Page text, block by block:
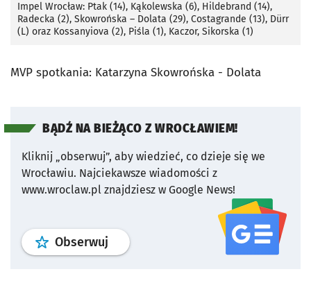
Impel Wrocław: Ptak (14), Kąkolewska (6), Hildebrand (14),
Radecka (2), Skowrońska – Dolata (29), Costagrande (13), Dürr
(L) oraz Kossanyiova (2), Piśla (1), Kaczor, Sikorska (1)
MVP spotkania: Katarzyna Skowrońska - Dolata
BĄDŹ NA BIEŻĄCO Z WROCŁAWIEM!
Kliknij „obserwuj”, aby wiedzieć, co dzieje się we
Wrocławiu. Najciekawsze wiadomości z
www.wroclaw.pl znajdziesz w Google News!
Obserwuj profil serwisu